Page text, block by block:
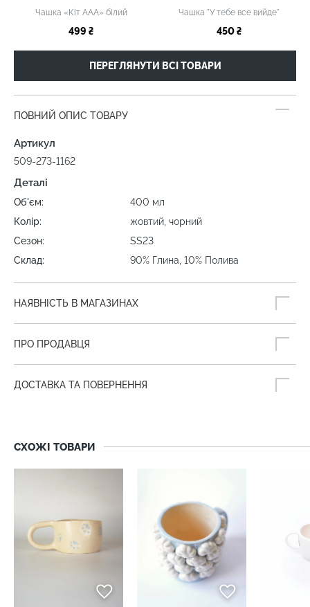
Чашка «Кіт ААА» білий
499 ₴
Чашка "У тебе все вийде"
450 ₴
ПЕРЕГЛЯНУТИ ВСІ ТОВАРИ
ПОВНИЙ ОПИС ТОВАРУ
Артикул
509-273-1162
Деталі
Об'єм:
400 мл
Колір:
жовтий, чорний
Сезон:
SS23
Склад:
90% Глина, 10% Полива
НАЯВНІСТЬ В МАГАЗИНАХ
ПРО ПРОДАВЦЯ
ДОСТАВКА ТА ПОВЕРНЕННЯ
СХОЖІ ТОВАРИ